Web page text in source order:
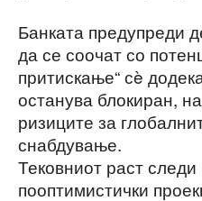
Банката предупреди
да се соочат со
притискање“ сè
останува блокиран,
ризиците за
снабдување.
Тековниот раст следи
пооптимистички